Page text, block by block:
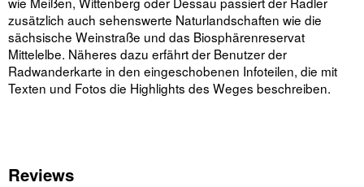
zusätzlich auch sehenswerte Naturlandschaften wie die
sächsische Weinstraße und das Biosphärenreservat
Mittelelbe. Näheres dazu erfährt der Benutzer der
Radwanderkarte in den eingeschobenen Infoteilen, die mit
Texten und Fotos die Highlights des Weges beschreiben.
Reviews